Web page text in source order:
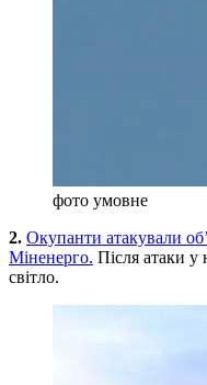
фото умовне
2. Окупанти атакували
Міненерго. Після атаки у
світло.